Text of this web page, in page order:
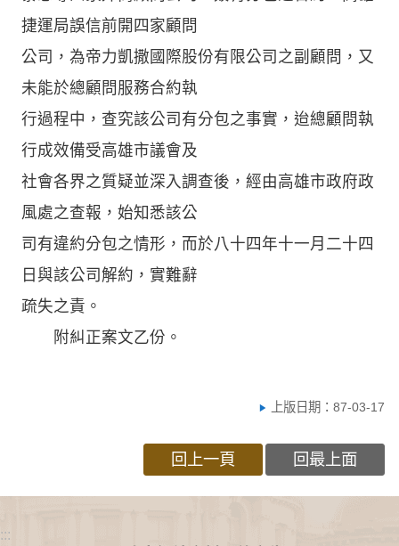
捷運局誤信前開四家顧問
公司，為帝力凱撒國際股份有限公司之副顧問，又
未能於總顧問服務合約執
行過程中，查究該公司有分包之事實，迨總顧問執
行成效備受高雄市議會及
社會各界之質疑並深入調查後，經由高雄市政府政
風處之查報，始知悉該公
司有違約分包之情形，而於八十四年十一月二十四
日與該公司解約，實難辭
疏失之責。
附糾正案文乙份。
上版日期：87-03-17
回上一頁 回最上面
:::